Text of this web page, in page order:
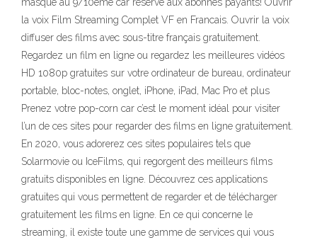
la voix Film Streaming Complet VF en Francais. Ouvrir la voix
diffuser des films avec sous-titre français gratuitement.
Regardez un film en ligne ou regardez les meilleures vidéos
HD 1080p gratuites sur votre ordinateur de bureau, ordinateur
portable, bloc-notes, onglet, iPhone, iPad, Mac Pro et plus
Prenez votre pop-corn car c’est le moment idéal pour visiter
l’un de ces sites pour regarder des films en ligne gratuitement.
En 2020, vous adorerez ces sites populaires tels que
Solarmovie ou IceFilms, qui regorgent des meilleurs films
gratuits disponibles en ligne. Découvrez ces applications
gratuites qui vous permettent de regarder et de télécharger
gratuitement les films en ligne. En ce qui concerne le
streaming, il existe toute une gamme de services qui vous